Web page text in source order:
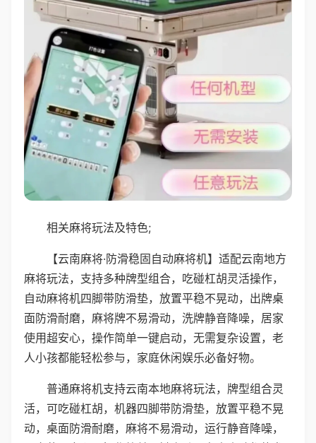
相关麻将玩法及特色;
【云南麻将·防滑稳固自动麻将机】适配云南地方
麻将玩法，支持多种牌型组合，吃碰杠胡灵活操作，
自动麻将机四脚带防滑垫，放置平稳不晃动，出牌桌
面防滑耐磨，麻将牌不易滑动，洗牌静音降噪，居家
使用超安心，操作简单一键启动，无需复杂设置，老
人小孩都能轻松参与，家庭休闲娱乐必备好物。
普通麻将机支持云南本地麻将玩法，牌型组合灵
活，可吃碰杠胡，机器四脚带防滑垫，放置平稳不晃
动，桌面防滑耐磨，麻将不易滑动，运行静音降噪，